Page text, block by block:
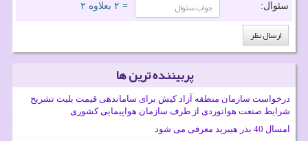
سئوال: = ۲ بعلاوه ۲
پربیننده ترین ها
درخواست سازمان منطقه آزاد کیش برای ساماندهی قیمت بلیت تشریح
شرایط صنعت هوانوردی از طرف سازمان هواپیمایی کشوری
امسال 40 بذر هیبرید معرفی می شود